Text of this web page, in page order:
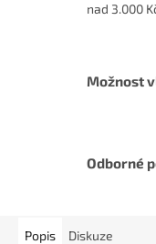
nad 3.000
Možnost
Odborné
Popis Diskuze